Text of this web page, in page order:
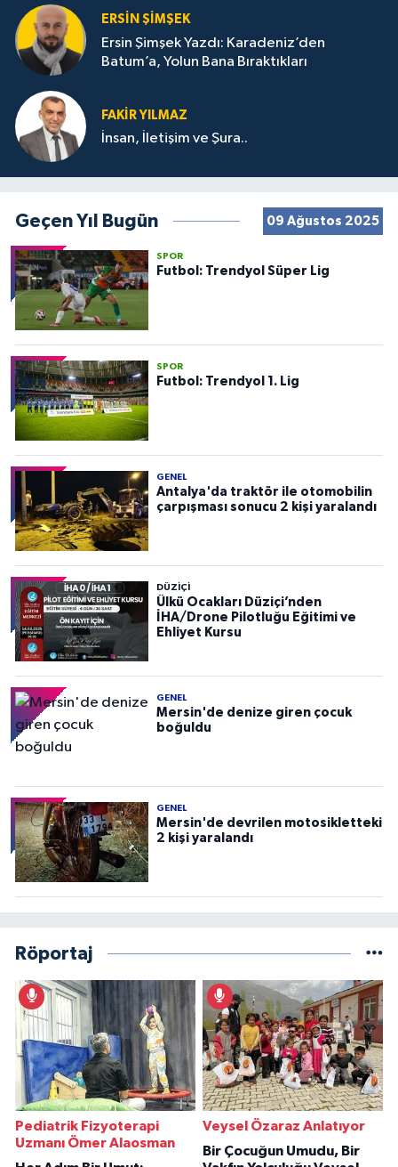
ERSIN ŞIMŞEK
Ersin Şimşek Yazdı: Karadeniz’den
Batum’a, Yolun Bana Bıraktıkları
FAKIR YILMAZ
İnsan, İletişim ve Şura..
Geçen Yıl Bugün 09 Ağustos 2025
SPOR
Futbol: Trendyol Süper Lig
SPOR
Futbol: Trendyol 1. Lig
GENEL
Antalya'da traktör ile otomobilin
çarpışması sonucu 2 kişi yaralandı
DÜZIÇI
Ülkü Ocakları Düziçi’nden
İHA/Drone Pilotluğu Eğitimi ve
Ehliyet Kursu
GENEL
Mersin'de denize giren çocuk
boğuldu
GENEL
Mersin'de devrilen motosikletteki
2 kişi yaralandı
Röportaj
Pediatrik Fizyoterapi
Uzmanı Ömer Alaosman
Veysel Özaraz Anlatıyor
Bir Çocuğun Umudu, Bir